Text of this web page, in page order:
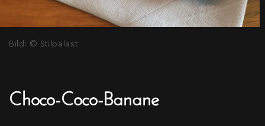
Bild: © Stilpalast
Choco-Coco-Banane